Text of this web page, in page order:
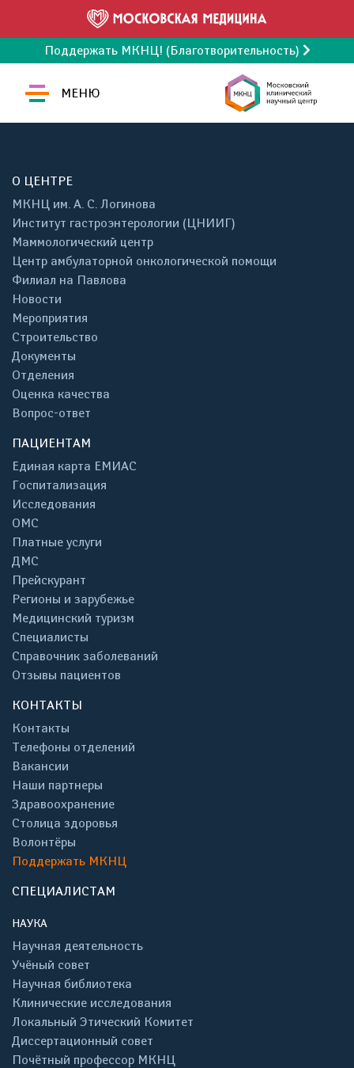
Поддержать МКНЦ! (Благотворительность)
МЕНЮ
О ЦЕНТРЕ
МКНЦ им. А. С. Логинова
Институт гастроэнтерологии (ЦНИИГ)
Маммологический центр
Центр амбулаторной онкологической помощи
Филиал на Павлова
Новости
Мероприятия
Строительство
Документы
Отделения
Оценка качества
Вопрос-ответ
ПАЦИЕНТАМ
Единая карта ЕМИАС
Госпитализация
Исследования
ОМС
Платные услуги
ДМС
Прейскурант
Регионы и зарубежье
Медицинский туризм
Специалисты
Справочник заболеваний
Отзывы пациентов
КОНТАКТЫ
Контакты
Телефоны отделений
Вакансии
Наши партнеры
Здравоохранение
Столица здоровья
Волонтёры
Поддержать МКНЦ
СПЕЦИАЛИСТАМ
НАУКА
Научная деятельность
Учёный совет
Научная библиотека
Клинические исследования
Локальный Этический Комитет
Диссертационный совет
Почётный профессор МКНЦ